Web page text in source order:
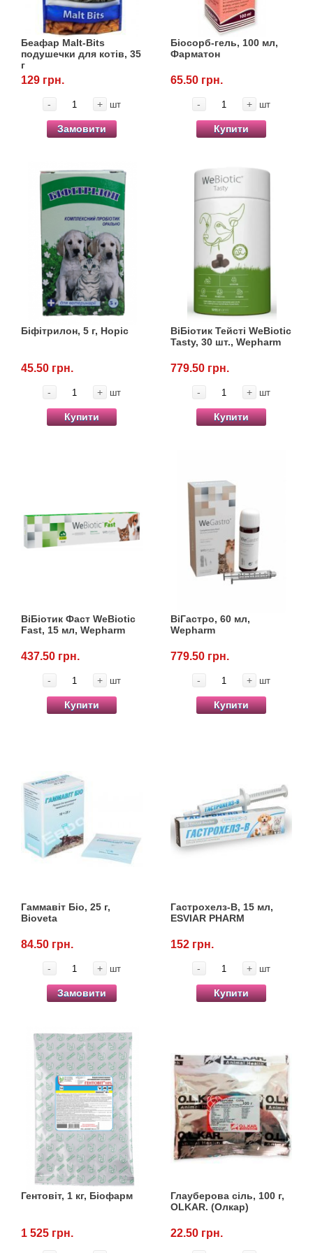
Беафар Malt-Bits
подушечки для котів, 35
г
129 грн.
- + шт
Замовити
Біосорб-гель, 100 мл,
Фарматон
65.50 грн.
- + шт
Купити
Біфітрилон, 5 г, Норіс
45.50 грн.
- + шт
Купити
ВіБіотик Тейсті WeBiotic
Tasty, 30 шт., Wepharm
779.50 грн.
- + шт
Купити
ВіБіотик Фаст WeBiotic
Fast, 15 мл, Wepharm
437.50 грн.
- + шт
Купити
ВіГастро, 60 мл,
Wepharm
779.50 грн.
- + шт
Купити
Гаммавіт Біо, 25 г,
Bioveta
84.50 грн.
- + шт
Замовити
Гастрохелз-В, 15 мл,
ESVIAR PHARM
152 грн.
- + шт
Купити
Гентовіт, 1 кг, Біофарм
1 525 грн.
Глауберова сіль, 100 г,
OLKAR. (Олкар)
22.50 грн.
Ласощі та корма
собак
Лежаки, будиночки, охолоджуючи
коврики
Миски, автогодівниці, поїлки
Перенесення, сумки, клітини
Післяопераційні засоби та витратні
матеріали
Подарункові сертифікати
Товари для голубів
Товари для коней
Товари для людей
Архів / Знято з виробництва